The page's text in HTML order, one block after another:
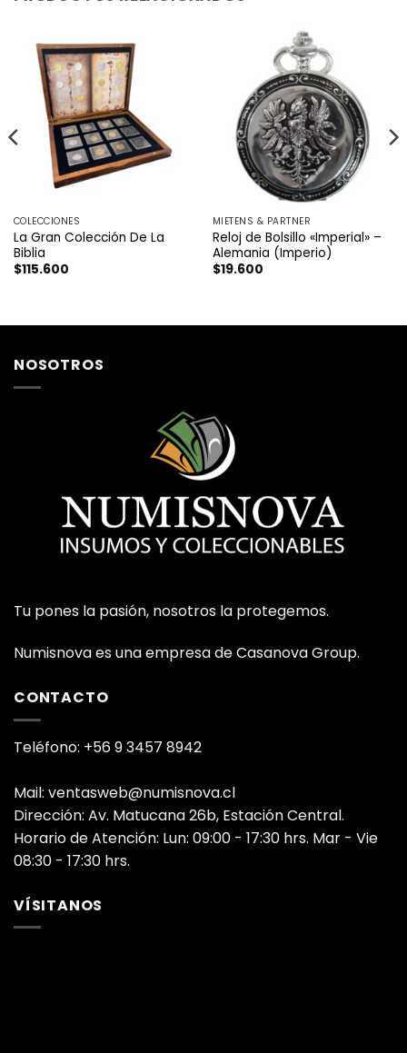
COLECCIONES
La Gran Colección De La
Biblia
$115.600
MIETENS & PARTNER
Reloj de Bolsillo «Imperial» –
Alemania (Imperio)
$19.600
NOSOTROS
Tu pones la pasión, nosotros la protegemos.
Numisnova es una empresa de Casanova Group.
CONTACTO
Teléfono: +56 9 3457 8942
Mail: ventasweb@numisnova.cl
Dirección: Av. Matucana 26b, Estación Central.
Horario de Atención: Lun: 09:00 - 17:30 hrs. Mar - Vie
08:30 - 17:30 hrs.
VÍSITANOS